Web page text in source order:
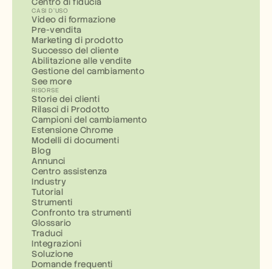
CASI D'USO
Video di formazione
Pre-vendita
Marketing di prodotto
Successo del cliente
Abilitazione alle vendite
Gestione del cambiamento
See more
RISORSE
Storie dei clienti
Rilasci di Prodotto
Campioni del cambiamento
Estensione Chrome
Modelli di documenti
Blog
Annunci
Centro assistenza
Industry
Tutorial
Strumenti
Confronto tra strumenti
Glossario
Traduci
Integrazioni
Soluzione
Domande frequenti